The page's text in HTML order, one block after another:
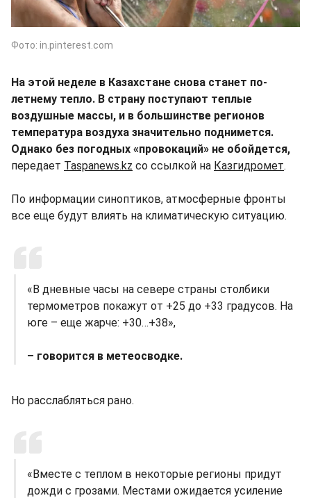
Фото: in.pinterest.com
На этой неделе в Казахстане снова станет по-
летнему тепло. В страну поступают теплые
воздушные массы, и в большинстве регионов
температура воздуха значительно поднимется.
Однако без погодных «провокаций» не обойдется,
передает Taspanews.kz со ссылкой на Казгидромет.
По информации синоптиков, атмосферные фронты
все еще будут влиять на климатическую ситуацию.
«В дневные часы на севере страны столбики
термометров покажут от +25 до +33 градусов. На
юге – еще жарче: +30…+38»,
– говорится в метеосводке.
Но расслабляться рано.
«Вместе с теплом в некоторые регионы придут
дожди с грозами. Местами ожидается усиление